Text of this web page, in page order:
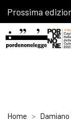
Prossima
Home